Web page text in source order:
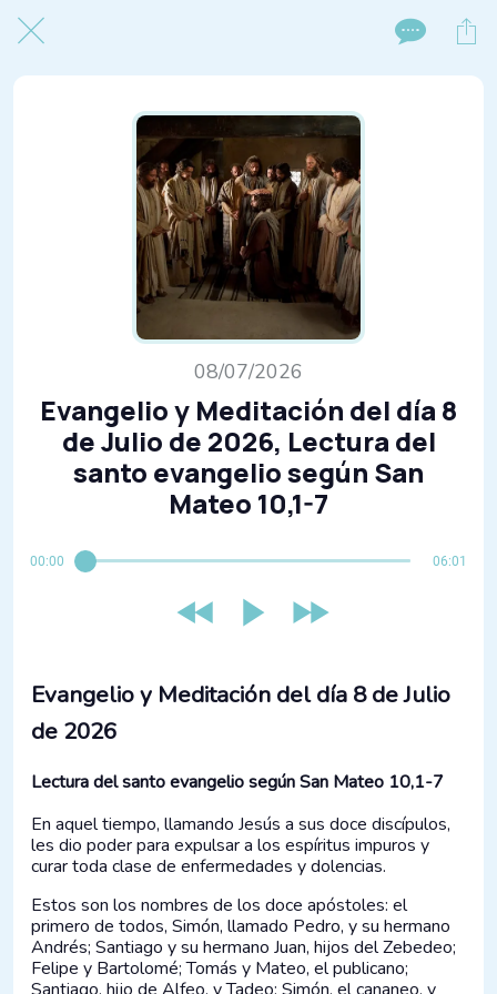
08/07/2026
Evangelio y Meditación del día 8
de Julio de 2026, Lectura del
santo evangelio según San
Mateo 10,1-7
00:00 06:01
Evangelio y Meditación del día 8 de Julio
de 2026
Lectura del santo evangelio según San Mateo 10,1-7
En aquel tiempo, llamando Jesús a sus doce discípulos,
les dio poder para expulsar a los espíritus impuros y
curar toda clase de enfermedades y dolencias.
Estos son los nombres de los doce apóstoles: el
primero de todos, Simón, llamado Pedro, y su hermano
Andrés; Santiago y su hermano Juan, hijos del Zebedeo;
Felipe y Bartolomé; Tomás y Mateo, el publicano;